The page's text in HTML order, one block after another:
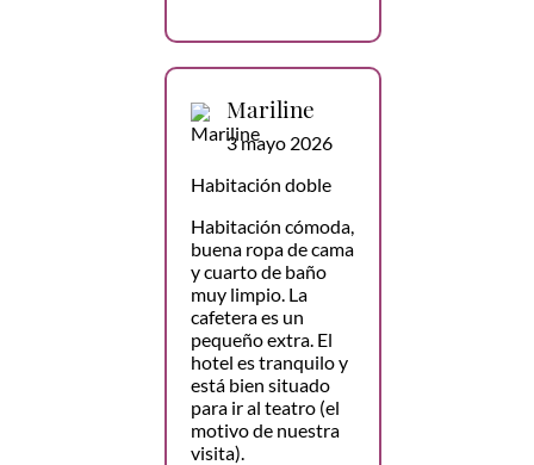
Mariline
3 mayo 2026
Habitación doble
Habitación cómoda,
buena ropa de cama
y cuarto de baño
muy limpio. La
cafetera es un
pequeño extra. El
hotel es tranquilo y
está bien situado
para ir al teatro (el
motivo de nuestra
visita).